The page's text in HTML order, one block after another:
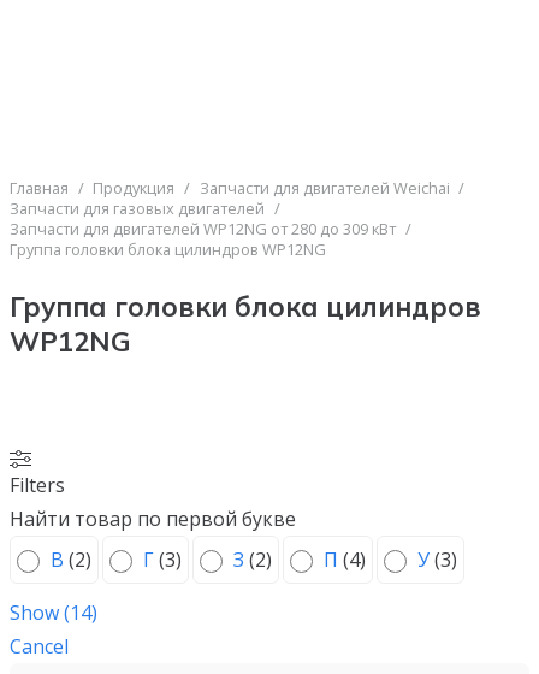
Главная / Продукция / Запчасти для двигателей Weichai /
Запчасти для газовых двигателей /
Запчасти для двигателей WP12NG от 280 до 309 кВт /
Группа головки блока цилиндров WP12NG
Группа головки блока цилиндров
WP12NG
Filters
Найти товар по первой букве
В (2) Г(3) З (2) П (4) У(3)
Show(14)
Cancel